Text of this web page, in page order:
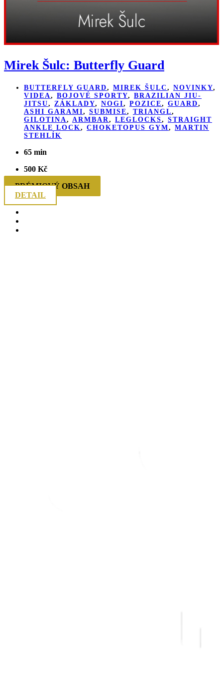
Mirek Šulc: Butterfly Guard
BUTTERFLY GUARD, MIREK ŠULC , NOVINKY,
VIDEA , BOJOVÉ SPORTY, BRAZILIAN JIU-
JITSU, ZÁKLADY, NOGI, POZICE, GUARD,
ASHI GARAMI, SUBMISE, TRIANGL,
GILOTINA , ARMBAR , LEGLOCKS, STRAIGHT
ANKLE LOCK , CHOKETOPUS GYM, MARTIN
STEHLÍK
65 min
500 Kč
PRÉMIOVÝ OBSAH
DETAIL